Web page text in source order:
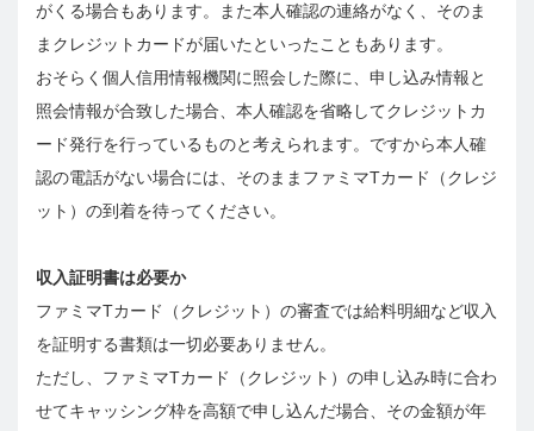
がくる場合もあります。また本人確認の連絡がなく、そのま
まクレジットカードが届いたといったこともあります。
おそらく個人信用情報機関に照会した際に、申し込み情報と
照会情報が合致した場合、本人確認を省略してクレジットカ
ード発行を行っているものと考えられます。ですから本人確
認の電話がない場合には、そのままファミマTカード（クレジ
ット）の到着を待ってください。
収入証明書は必要か
ファミマTカード（クレジット）の審査では給料明細など収入
を証明する書類は一切必要ありません。
ただし、ファミマTカード（クレジット）の申し込み時に合わ
せてキャッシング枠を高額で申し込んだ場合、その金額が年